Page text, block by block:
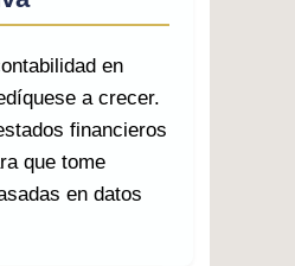
en
a crecer.
financieros
que tome
en datos